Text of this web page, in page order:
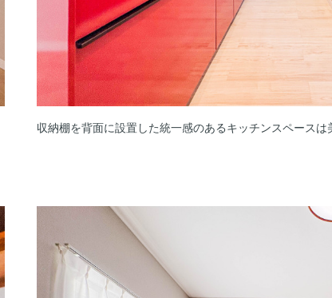
収納棚を背面に設置した統一感のあるキッチンスペースは